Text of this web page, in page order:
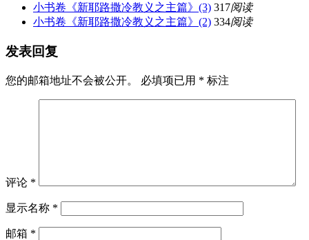
小书卷《新耶路撒冷教义之主篇》(3) 317阅读
小书卷《新耶路撒冷教义之主篇》(2) 334阅读
发表回复
您的邮箱地址不会被公开。 必填项已用 * 标注
评论 *
显示名称 *
邮箱 *